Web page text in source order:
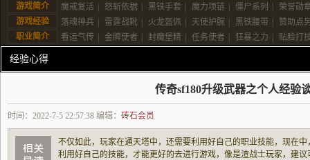
游戏简介 魔戒复活 怒斩依据 黑铁手套 魔力项链 僵尸系列
荣誉勋
游戏经验
落魂神兵 雷霆战靴 火龙盔佩 天使护腕 黑铁腰带
赞助点
职业简介
看运气传 金牌使者 封魔堡精 任务使者 狂暴之力 贴脸打
经验心得
传奇sf180升级武器之个人经验
时间：2022-7-5 22:57:38 编辑： 砖石会员
不仅如此，玩家在通天塔中，还需要利用好自己的职业技能，现在
利用好自己的技能，才能更好的去进行游戏，像是渣战士玩家，建